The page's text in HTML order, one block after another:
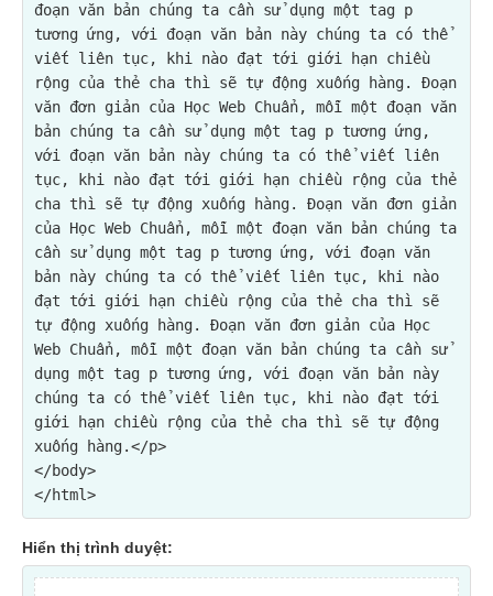
đoạn văn bản chúng ta cần sử dụng một tag p
tương ứng, với đoạn văn bản này chúng ta có thể
viết liên tục, khi nào đạt tới giới hạn chiều
rộng của thẻ cha thì sẽ tự động xuống hàng. Đoạn
văn đơn giản của Học Web Chuẩn, mỗi một đoạn văn
bản chúng ta cần sử dụng một tag p tương ứng,
với đoạn văn bản này chúng ta có thể viết liên
tục, khi nào đạt tới giới hạn chiều rộng của thẻ
cha thì sẽ tự động xuống hàng. Đoạn văn đơn giản
của Học Web Chuẩn, mỗi một đoạn văn bản chúng ta
cần sử dụng một tag p tương ứng, với đoạn văn
bản này chúng ta có thể viết liên tục, khi nào
đạt tới giới hạn chiều rộng của thẻ cha thì sẽ
tự động xuống hàng. Đoạn văn đơn giản của Học
Web Chuẩn, mỗi một đoạn văn bản chúng ta cần sử
dụng một tag p tương ứng, với đoạn văn bản này
chúng ta có thể viết liên tục, khi nào đạt tới
giới hạn chiều rộng của thẻ cha thì sẽ tự động
xuống hàng.</p>
</body>
Hiển thị trình duyệt: